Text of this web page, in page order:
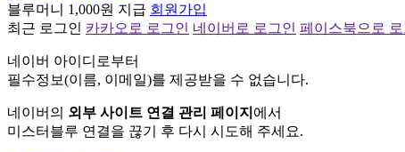
블루머니 1,000원 지급 회원가입
최근 로그인 카카오로 로그인 네이버로 로그인 페이스북으로 로
네이버 아이디로부터
필수정보(이름, 이메일)를 제공받을 수 없습니다.
네이버의 외부 사이트 연결 관리 페이지 에서
미스터블루 연결을 끊기 후 다시 시도해 주세요.